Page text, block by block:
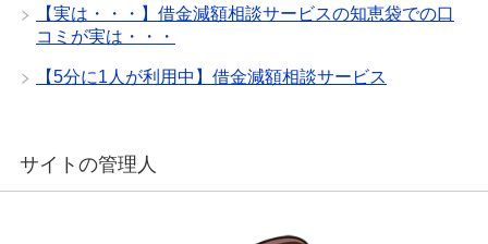
【実は・・・】借金減額相談サービスの知恵袋での口
コミが実は・・・
【5分に1人が利用中】借金減額相談サービス
サイトの管理人